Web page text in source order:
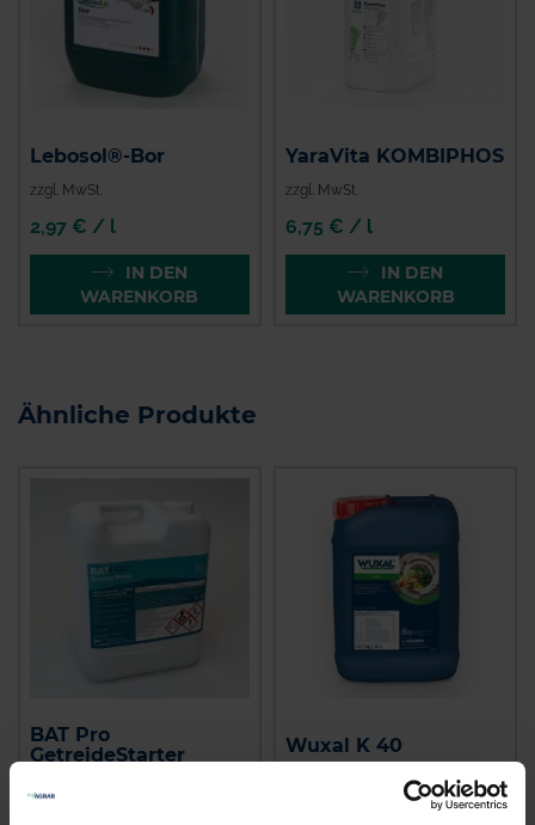
Lebosol®-Bor
zzgl. MwSt.
2,97 € / l
IN DEN
WARENKORB
YaraVita KOMBIPHOS
zzgl. MwSt.
6,75 € / l
IN DEN
WARENKORB
Ähnliche Produkte
BAT Pro
GetreideStarter
zzgl. MwSt.
Wuxal K 40